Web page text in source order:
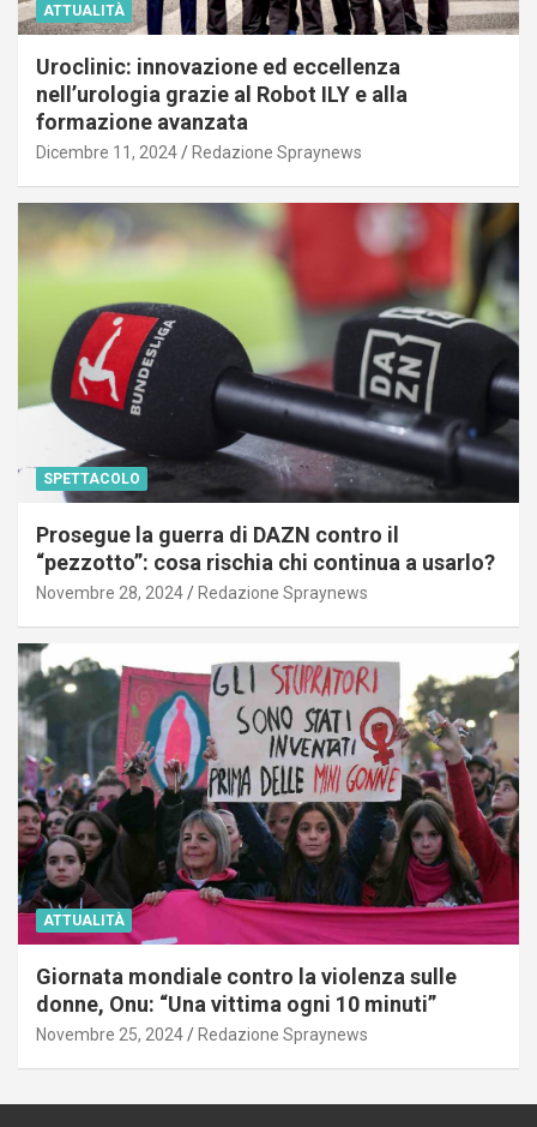
ATTUALITÀ
Uroclinic: innovazione ed eccellenza
nell’urologia grazie al Robot ILY e alla
formazione avanzata
Dicembre 11, 2024 Redazione Spraynews
SPETTACOLO
Prosegue la guerra di DAZN contro il
“pezzotto”: cosa rischia chi continua a usarlo?
Novembre 28, 2024 Redazione Spraynews
ATTUALITÀ
Giornata mondiale contro la violenza sulle
donne, Onu: “Una vittima ogni 10 minuti”
Novembre 25, 2024 Redazione Spraynews